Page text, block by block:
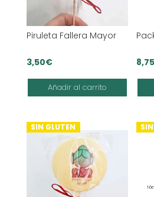
Piruleta Fallera Mayor
3,50€
Añadir al carrito
8,75
SIN GLUTEN